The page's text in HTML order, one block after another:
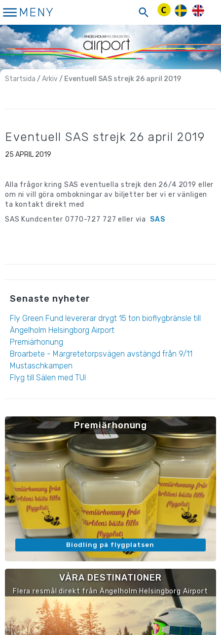
till
innehåll
MENY
Startsida /Arkiv/ Eventuell SAS strejk 26 april 2019
Eventuell SAS strejk 26 april 2019
25 APRIL 2019
Alla frågor kring SAS eventuella strejk den 26/4 2019 eller
om ni vill göra ombokningar av biljetter ber vi er vänligen
ta kontakt direkt med
SAS Kundcenter 0770-727 727 eller via SAS
Senaste nyheter
Fly Green Fund levererar drygt 15 ton bioflygbränsle till
Ängelholm Helsingborg Airport
Premiärhonung
Broarbete - Margretetorpsvägen avstängd från 9/11
Mustaschkampen
Flyg till Sälen med TUI
Premiärhonung
Biodling på flygplatsen
VÅRA DESTINATIONER
Flera resmål direkt från Ängelholm Helsingborg Airport